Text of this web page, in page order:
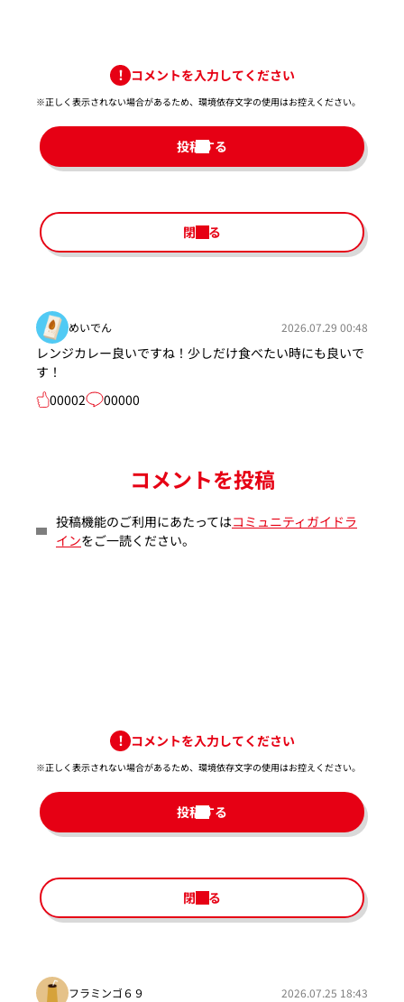
コメントを入力してください
※正しく表示されない場合があるため、環境依存文字の使用はお控えください。​
投稿する
閉じる
めいでん 2026.07.29 00:48
レンジカレー良いですね！少しだけ食べたい時にも良いで
す！
00002
00000
コメントを投稿
投稿機能のご利用にあたってはコミュニティガイドラ
インをご一読ください。
コメントを入力してください
※正しく表示されない場合があるため、環境依存文字の使用はお控えください。​
投稿する
閉じる
フラミンゴ６９ 2026.07.25 18:43